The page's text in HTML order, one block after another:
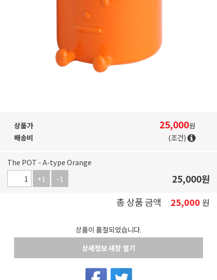
상품가 25,000원
배송비
(조건)
The POT - A-type Orange
+1
-1 25,000원
총 상품 금액
25,000 원
상품이 품절되었습니다.
상세정보 새창 열기